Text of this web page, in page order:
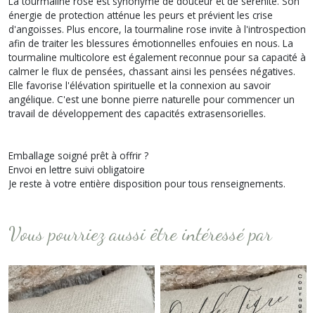
énergie de protection atténue les peurs et prévient les crise
d'angoisses. Plus encore, la tourmaline rose invite à l'introspection
afin de traiter les blessures émotionnelles enfouies en nous. La
tourmaline multicolore est également reconnue pour sa capacité à
calmer le flux de pensées, chassant ainsi les pensées négatives.
Elle favorise l'élévation spirituelle et la connexion au savoir
angélique. C'est une bonne pierre naturelle pour commencer un
travail de développement des capacités extrasensorielles.
Emballage soigné prêt à offrir ?
Envoi en lettre suivi obligatoire
Je reste à votre entière disposition pour tous renseignements.
Vous pourriez aussi être intéressé par